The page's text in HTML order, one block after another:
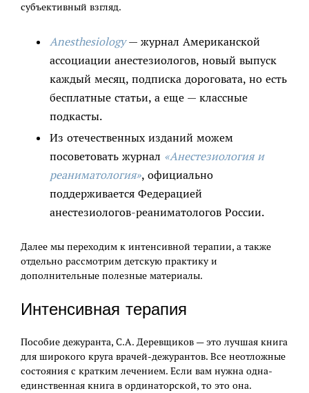
субъективный взгляд.
Anesthesiology— журнал Американской
ассоциации анестезиологов, новый выпуск
каждый месяц, подписка дороговата, но есть
бесплатные статьи, а еще — классные
подкасты.
Из отечественных изданий можем
посоветовать журнал «Анестезиология и
реаниматология», официально
поддерживается Федерацией
анестезиологов-реаниматологов России.
Далее мы переходим к интенсивной терапии, а также
отдельно рассмотрим детскую практику и
дополнительные полезные материалы.
Интенсивная терапия
Пособие дежуранта, С.А. Деревщиков — это лучшая книга
для широкого круга врачей-дежурантов. Все неотложные
состояния с кратким лечением. Если вам нужна одна-
единственная книга в ординаторской, то это она.